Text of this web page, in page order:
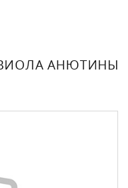
АНЮТИНЫ